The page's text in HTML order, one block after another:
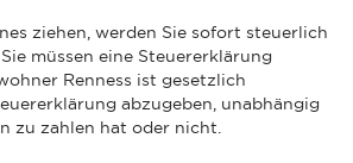
ziehen, werden Sie sofort steuerlich
müssen eine Steuererklärung
Renness ist gesetzlich
abzugeben, unabhängig
zu zahlen hat oder nicht.